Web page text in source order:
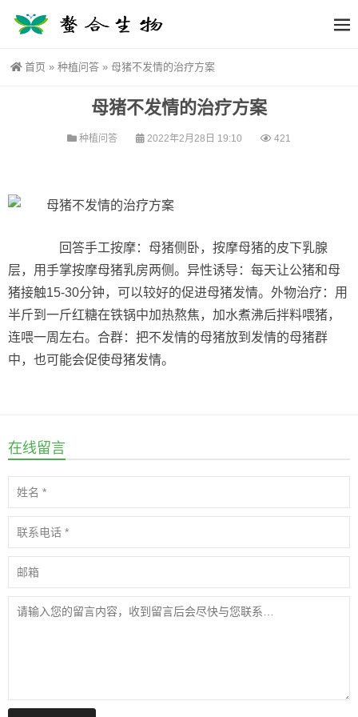
首页 » 种植问答 » 母猪不发情的治疗方案
母猪不发情的治疗方案
种植问答 2022年2月28日 19:10 421
回答手工按摩：母猪侧卧，按摩母猪的皮下乳腺
层，用手掌按摩母猪乳房两侧。异性诱导：每天让公猪和母
猪接触15-30分钟，可以较好的促进母猪发情。外物治疗：用
半斤到一斤红糖在铁锅中加热熬焦，加水煮沸后拌料喂猪，
连喂一周左右。合群：把不发情的母猪放到发情的母猪群
中，也可能会促使母猪发情。
在线留言